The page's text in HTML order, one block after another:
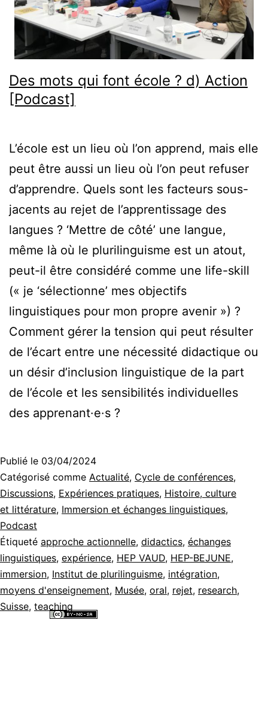
Des mots qui font école ? d) Action
[Podcast]
L’école est un lieu où l’on apprend, mais elle
peut être aussi un lieu où l’on peut refuser
d’apprendre. Quels sont les facteurs sous-
jacents au rejet de l’apprentissage des
langues ? ‘Mettre de côté’ une langue,
même là où le plurilinguisme est un atout,
peut-il être considéré comme une life-skill
(« je ‘sélectionne’ mes objectifs
linguistiques pour mon propre avenir ») ?
Comment gérer la tension qui peut résulter
de l’écart entre une nécessité didactique ou
un désir d’inclusion linguistique de la part
de l’école et les sensibilités individuelles
des apprenant·e·s ?
Publié le 03/04/2024
Catégorisé comme Actualité, Cycle de conférences,
Discussions, Expériences pratiques, Histoire, culture
et littérature, Immersion et échanges linguistiques,
Podcast
Étiqueté approche actionnelle, didactics, échanges
linguistiques, expérience, HEP VAUD, HEP-BEJUNE,
immersion, Institut de plurilinguisme, intégration,
moyens d'enseignement, Musée, oral, rejet, research,
Suisse, teaching